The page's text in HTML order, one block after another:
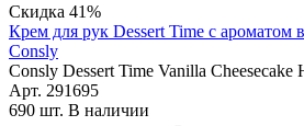
Скидка 41%
Крем для рук Dessert Time с ароматом
Consly
Consly Dessert Time Vanilla Cheesecake
Арт. 291695
690 шт. В наличии